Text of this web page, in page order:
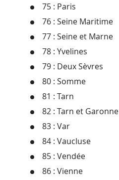
75 : Paris
76 : Seine Maritime
77 : Seine et Marne
78 : Yvelines
79 : Deux Sèvres
80 : Somme
81 : Tarn
82 : Tarn et Garonne
83 : Var
84 : Vaucluse
85 : Vendée
86 : Vienne